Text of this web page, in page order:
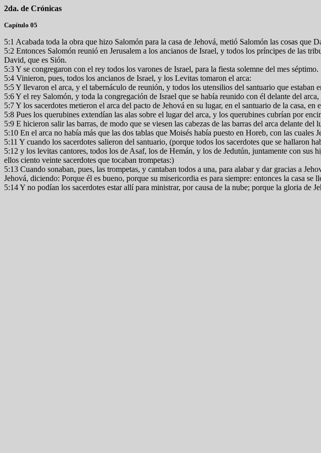
2da. de Crónicas
Capítulo 05
5:1 Acabada toda la obra que hizo Salomón para la casa de Jehová, metió Salomón las cosas
5:2 Entonces Salomón reunió en Jerusalem a los ancianos de Israel, y todos los príncipes de las
David, que es Sión.
5:3 Y se congregaron con el rey todos los varones de Israel, para la fiesta solemne del mes séptimo.
5:4 Vinieron, pues, todos los ancianos de Israel, y los Levitas tomaron el arca:
5:5 Y llevaron el arca, y el tabernáculo de reunión, y todos los utensilios del santuario que estaban
5:6 Y el rey Salomón, y toda la congregación de Israel que se había reunido con él delante del
5:7 Y los sacerdotes metieron el arca del pacto de Jehová en su lugar, en el santuario de la casa,
5:8 Pues los querubines extendían las alas sobre el lugar del arca, y los querubines cubrían por
5:9 E hicieron salir las barras, de modo que se viesen las cabezas de las barras del arca delante
5:10 En el arca no había más que las dos tablas que Moisés había puesto en Horeb, con las
5:11 Y cuando los sacerdotes salieron del santuario, (porque todos los sacerdotes que se hallaron
5:12 y los levitas cantores, todos los de Asaf, los de Hemán, y los de Jedutún, juntamente con
ellos ciento veinte sacerdotes que tocaban trompetas:)
5:13 Cuando sonaban, pues, las trompetas, y cantaban todos a una, para alabar y dar gracias a
Jehová, diciendo: Porque él es bueno, porque su misericordia es para siempre: entonces la casa se
5:14 Y no podían los sacerdotes estar allí para ministrar, por causa de la nube; porque la gloria de